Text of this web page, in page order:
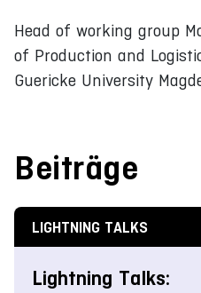
Head of working group
of Production and
Guericke University
Beiträge
LIGHTNING TALKS
Lightning Talks: